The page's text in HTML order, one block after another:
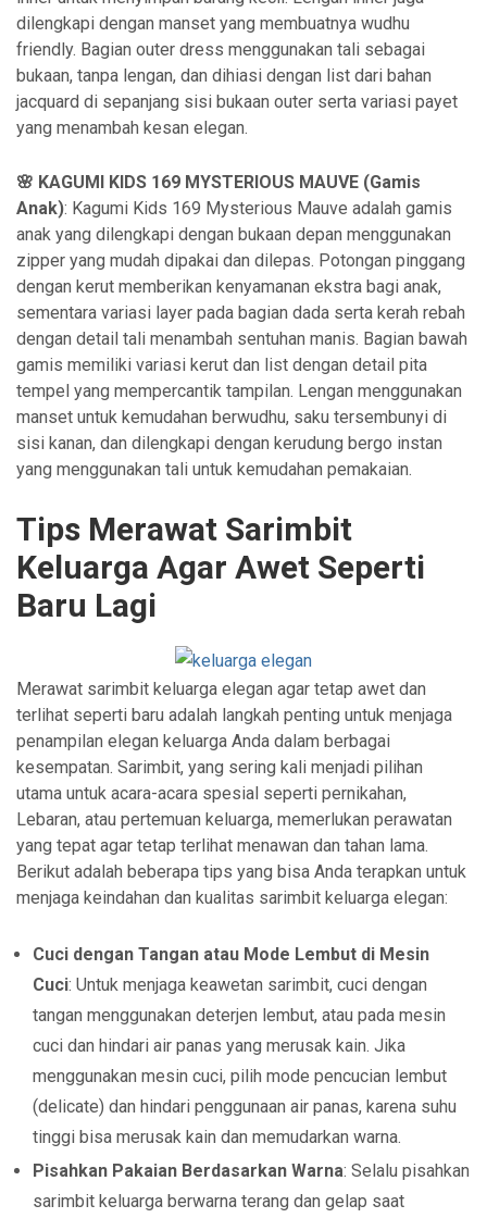
dilengkapi dengan manset yang membuatnya wudhu
friendly. Bagian outer dress menggunakan tali sebagai
bukaan, tanpa lengan, dan dihiasi dengan list dari bahan
jacquard di sepanjang sisi bukaan outer serta variasi payet
yang menambah kesan elegan.
🌸 KAGUMI KIDS 169 MYSTERIOUS MAUVE (Gamis
Anak): Kagumi Kids 169 Mysterious Mauve adalah gamis
anak yang dilengkapi dengan bukaan depan menggunakan
zipper yang mudah dipakai dan dilepas. Potongan pinggang
dengan kerut memberikan kenyamanan ekstra bagi anak,
sementara variasi layer pada bagian dada serta kerah rebah
dengan detail tali menambah sentuhan manis. Bagian bawah
gamis memiliki variasi kerut dan list dengan detail pita
tempel yang mempercantik tampilan. Lengan menggunakan
manset untuk kemudahan berwudhu, saku tersembunyi di
sisi kanan, dan dilengkapi dengan kerudung bergo instan
yang menggunakan tali untuk kemudahan pemakaian.
Tips Merawat Sarimbit
Keluarga Agar Awet Seperti
Baru Lagi
Merawat sarimbit keluarga elegan agar tetap awet dan
terlihat seperti baru adalah langkah penting untuk menjaga
penampilan elegan keluarga Anda dalam berbagai
kesempatan. Sarimbit, yang sering kali menjadi pilihan
utama untuk acara-acara spesial seperti pernikahan,
Lebaran, atau pertemuan keluarga, memerlukan perawatan
yang tepat agar tetap terlihat menawan dan tahan lama.
Berikut adalah beberapa tips yang bisa Anda terapkan untuk
menjaga keindahan dan kualitas sarimbit keluarga elegan:
Cuci dengan Tangan atau Mode Lembut di Mesin
Cuci: Untuk menjaga keawetan sarimbit, cuci dengan
tangan menggunakan deterjen lembut, atau pada mesin
cuci dan hindari air panas yang merusak kain. Jika
menggunakan mesin cuci, pilih mode pencucian lembut
(delicate) dan hindari penggunaan air panas, karena suhu
tinggi bisa merusak kain dan memudarkan warna.
Pisahkan Pakaian Berdasarkan Warna: Selalu pisahkan
sarimbit keluarga berwarna terang dan gelap saat